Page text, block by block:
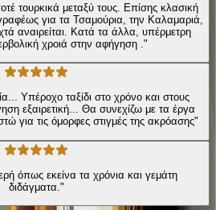
τουρκικά μεταξύ τους. Επίσης κλασική
για τα Τσαμούρια, την Καλαμαριά,
αναιρείται. Κατά τα άλλα, υπέρμετρη
χροιά στην αφήγηση ."
Υπέροχο ταξίδι στο χρόνο και στους
εξαιρετική... Θα συνεχίζω με τα έργα
για τις όμορφες στιγμές της ακρόασης"
όπως εκείνα τα χρόνια και γεμάτη
διδάγματα."